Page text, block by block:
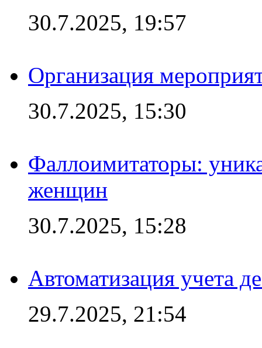
30.7.2025, 19:57
Организация
30.7.2025, 15:30
Фаллоимитаторы:
женщин
30.7.2025, 15:28
Автоматизация учета
29.7.2025, 21:54